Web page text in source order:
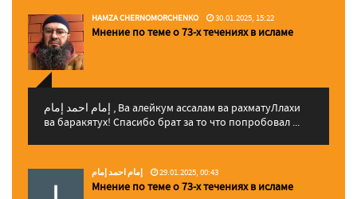
HAMZA CHERNOMORCHENKO 30.01.2025, 15:22
Мнение по теме о 73-х течениях в исламе
إمام احمد إمام , Ва алейкум ассалам ва рахматуЛлахи
ва баракятух! Спасибо брат за то что попробовал ...
إمام احمد إمام 29.01.2025, 00:43
Мнение по теме о 73-х течениях в исламе